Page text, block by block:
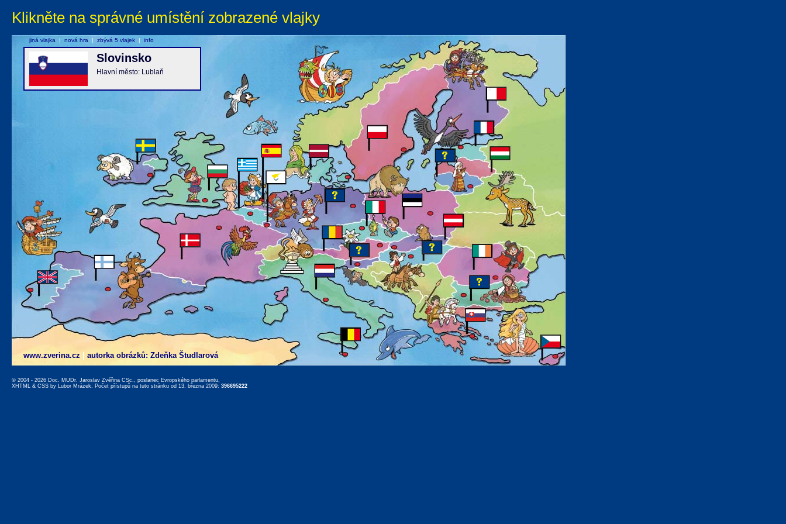
Klikněte na správné umístění zobrazené vlajky
www.zverina.cz autorka obrázků: Zdeňka Študlarová
Slovinsko
Hlavní město: Lublaň
jiná vlajka | nová hra | zbývá 5 vlajek | info
© 2004 - 2026 Doc. MUDr. Jaroslav Zvěřina CSc., poslanec Evropského parlamentu,
XHTML & CSS by Lubor Mrázek. Počet přístupů na tuto stránku od 13. března 2009: 396695222